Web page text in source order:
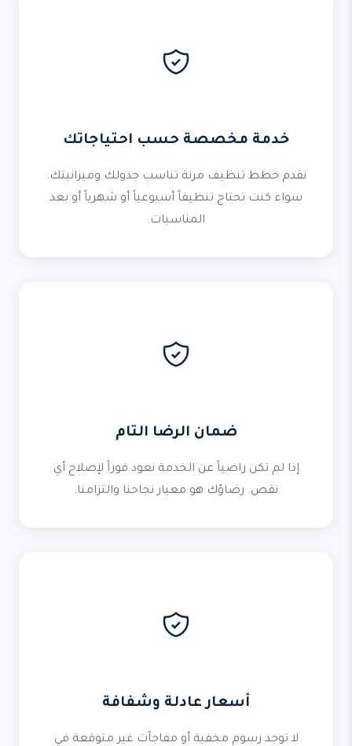
خدمة مخصصة حسب احتياجاتك
نقدم خطط تنظيف مرنة تناسب جدولك وميزانيتك.
سواء كنت تحتاج تنظيفاً أسبوعياً أو شهرياً أو بعد
المناسبات.
ضمان الرضا التام
إذا لم تكن راضياً عن الخدمة نعود فوراً لإصلاح أي
نقص. رضاؤك هو معيار نجاحنا والتزامنا.
أسعار عادلة وشفافة
لا توجد رسوم مخفية أو مفاجآت غير متوقعة في